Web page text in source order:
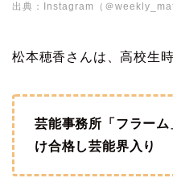
出典：Instagram（＠
松本穂香さんは、高校生
芸能事務所「フラー
け合格し芸能界入り